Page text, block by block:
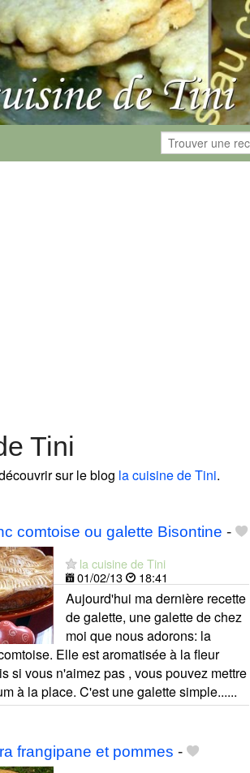
Tini
sur le blog la cuisine de Tini.
comtoise ou galette Bisontine -
la cuisine de Tini
01/02/13
18:41
Aujourd'hui ma dernière recette
de galette, une galette de chez
moi que nous adorons: la
Elle est aromatisée à la fleur
si vous n'aimez pas , vous pouvez mettre
à la place. C'est une galette simple......
frangipane et pommes -